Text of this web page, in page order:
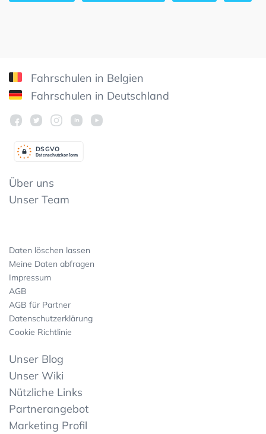
Fahrschulen in Belgien
Fahrschulen in Deutschland
Datenschutzkonform
DSGVO
Über uns
Unser Team
Daten löschen lassen
Meine Daten abfragen
Impressum
AGB
AGB für Partner
Datenschutzerklärung
Cookie Richtlinie
Unser Blog
Unser Wiki
Nützliche Links
Partnerangebot
Marketing Profil